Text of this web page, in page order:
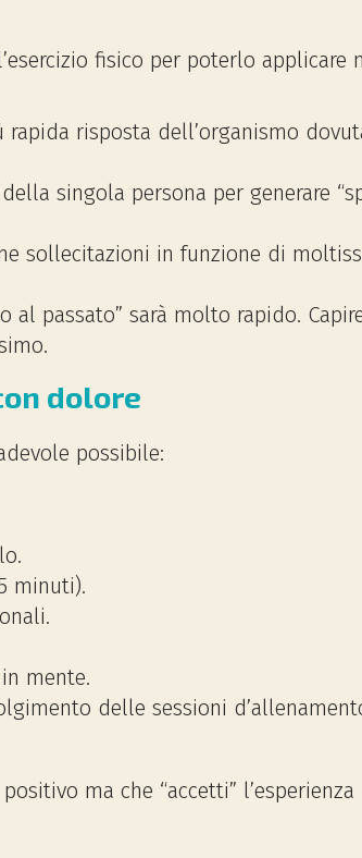
fisico per poterlo applicare
risposta dell’organismo
singola persona per generare
sollecitazioni in funzione di
passato” sarà molto rapido.
dolore
possibile:
minuti).
mente.
delle sessioni
ma che “accetti”